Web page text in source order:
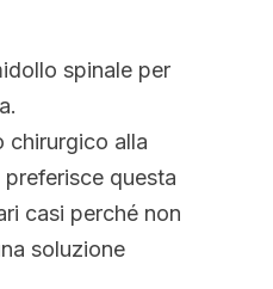
spinale per
chirurgico alla
questa
casi perché non
soluzione